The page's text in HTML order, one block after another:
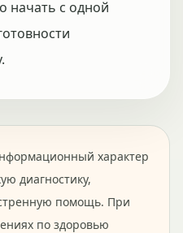
начать с одной
характер
диагностику,
помощь. При
по здоровью